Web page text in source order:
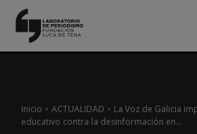
Inicio ACTUALIDAD
La Voz de Galicia
educativo contra la desinformación en...